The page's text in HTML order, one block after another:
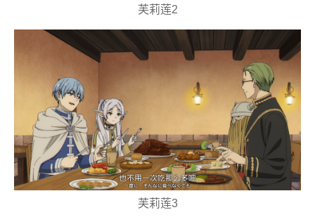
芙莉莲2
芙莉莲3